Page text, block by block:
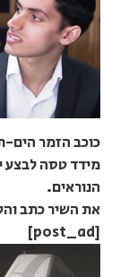
כוכב הזמר הים-
מידד טסה לבצע
הנוראים.
את השיר כתב
[post_ad]